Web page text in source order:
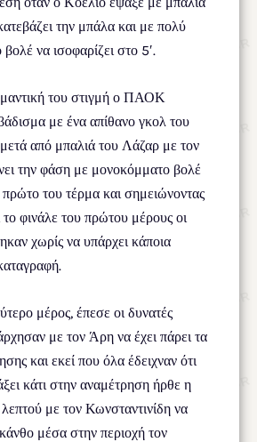
την μπάλα και με πολύ
να ισοφαρίζει στο 5′.
του στιγμή ο ΠΑΟΚ
με ένα απίθανο γκολ του
από μπαλιά του Λάζαρ με τον
την φάση με μονοκόμματο βολέ
πρώτο του τέρμα και σημειώνοντας
φινάλε του πρώτου μέρους οι
χωρίς να υπάρχει κάποια
μέρος, έπεσε οι δυνατές
με τον Άρη να έχει πάρει τα
και εκεί που όλα έδειχναν ότι
κάτι στην αναμέτρηση ήρθε η
με τον Κωνσταντινίδη να
μέσα στην περιοχή τον